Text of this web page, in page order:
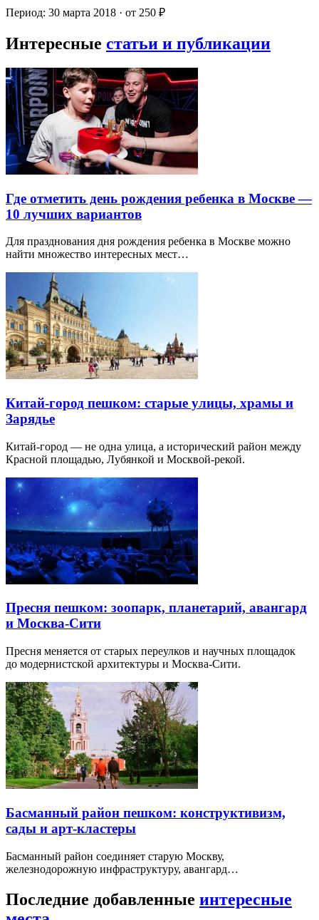
Период: 30 марта 2018 · от 250 ₽
Интересные статьи и публикации
Где отметить день рождения ребенка в Москве —
10 лучших вариантов
Для празднования дня рождения ребенка в Москве можно
найти множество интересных мест…
Китай-город пешком: старые улицы, храмы и
Зарядье
Китай-город — не одна улица, а исторический район между
Красной площадью, Лубянкой и Москвой-рекой.
Пресня пешком: зоопарк, планетарий, авангард
и Москва-Сити
Пресня меняется от старых переулков и научных площадок
до модернистской архитектуры и Москва-Сити.
Басманный район пешком: конструктивизм,
сады и арт-кластеры
Басманный район соединяет старую Москву,
железнодорожную инфраструктуру, авангард…
Последние добавленные интересные